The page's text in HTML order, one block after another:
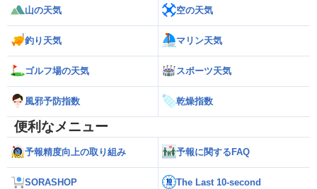
山の天気 空の天気
釣り天気 マリン天気
ゴルフ場の天気 スポーツ天気
風邪予防指数 乾燥指数
便利なメニュー
予報精度向上の取り組み 予報に関するFAQ
SORASHOP The Last 10-second